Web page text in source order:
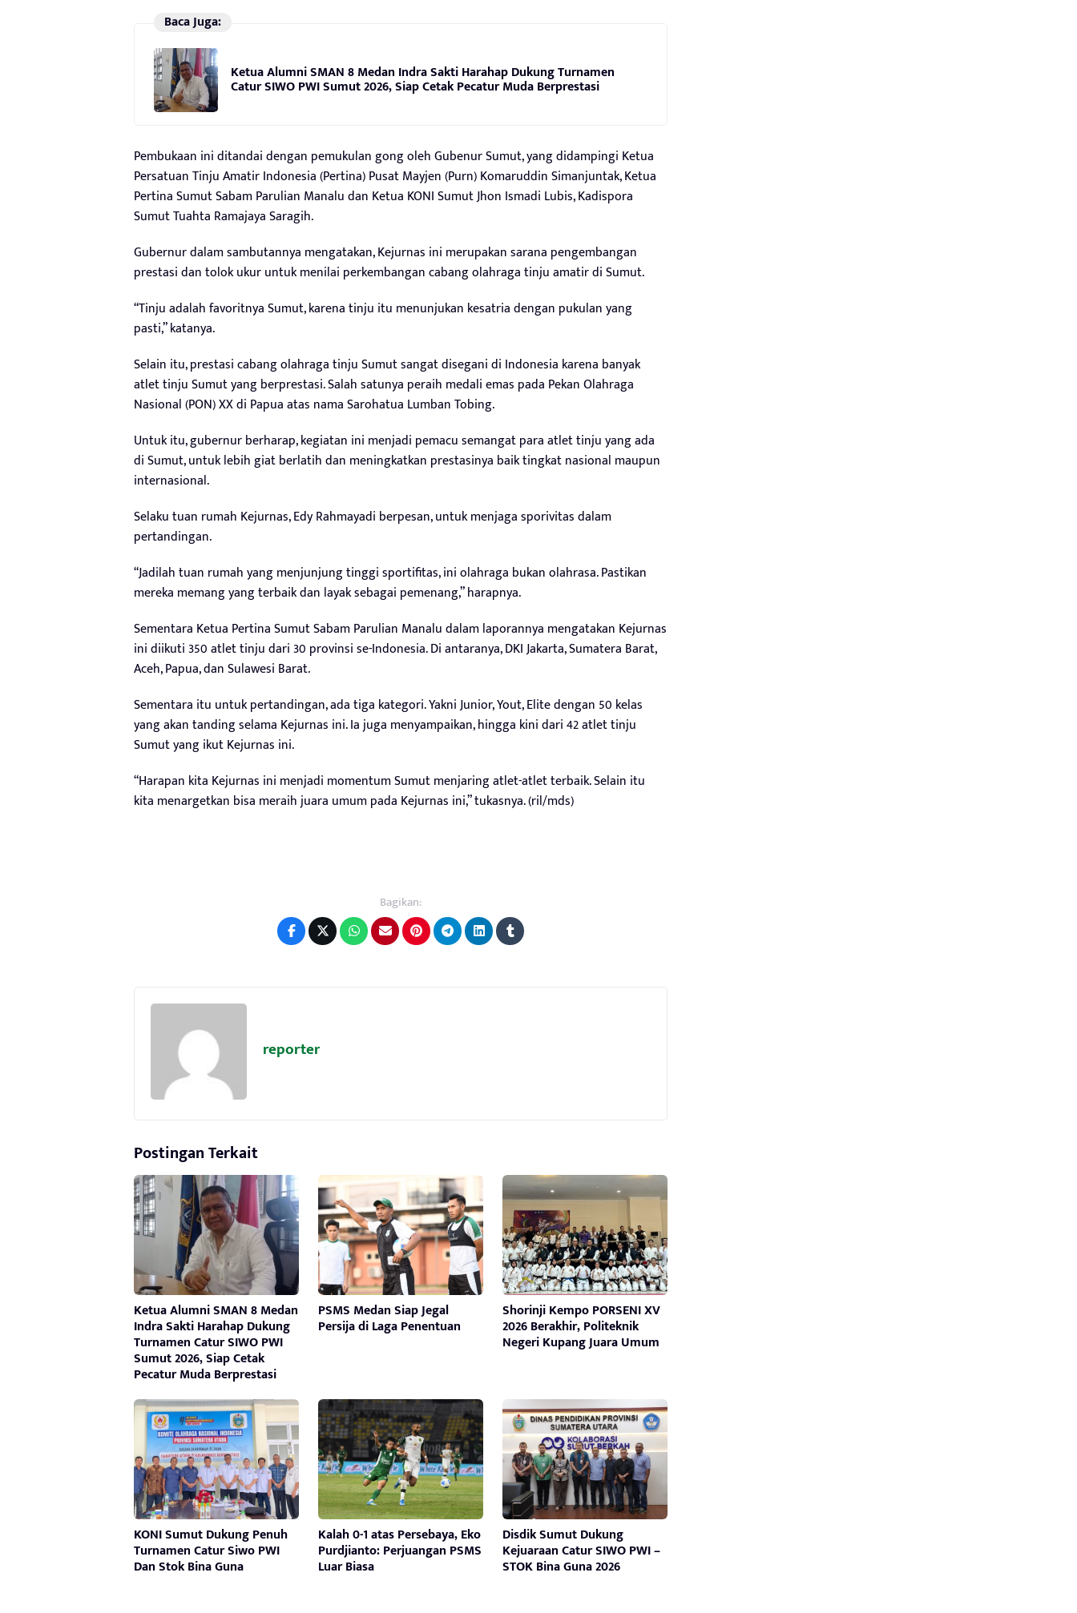
Baca Juga:
Ketua Alumni SMAN 8 Medan Indra Sakti Harahap Dukung Turnamen
Catur SIWO PWI Sumut 2026, Siap Cetak Pecatur Muda Berprestasi
Pembukaan ini ditandai dengan pemukulan gong oleh Gubenur Sumut, yang didampingi Ketua
Persatuan Tinju Amatir Indonesia (Pertina) Pusat Mayjen (Purn) Komaruddin Simanjuntak, Ketua
Pertina Sumut Sabam Parulian Manalu dan Ketua KONI Sumut Jhon Ismadi Lubis, Kadispora
Sumut Tuahta Ramajaya Saragih.
Gubernur dalam sambutannya mengatakan, Kejurnas ini merupakan sarana pengembangan
prestasi dan tolok ukur untuk menilai perkembangan cabang olahraga tinju amatir di Sumut.
“Tinju adalah favoritnya Sumut, karena tinju itu menunjukan kesatria dengan pukulan yang
pasti,” katanya.
Selain itu, prestasi cabang olahraga tinju Sumut sangat disegani di Indonesia karena banyak
atlet tinju Sumut yang berprestasi. Salah satunya peraih medali emas pada Pekan Olahraga
Nasional (PON) XX di Papua atas nama Sarohatua Lumban Tobing.
Untuk itu, gubernur berharap, kegiatan ini menjadi pemacu semangat para atlet tinju yang ada
di Sumut, untuk lebih giat berlatih dan meningkatkan prestasinya baik tingkat nasional maupun
internasional.
Selaku tuan rumah Kejurnas, Edy Rahmayadi berpesan, untuk menjaga sporivitas dalam
pertandingan.
“Jadilah tuan rumah yang menjunjung tinggi sportifitas, ini olahraga bukan olahrasa. Pastikan
mereka memang yang terbaik dan layak sebagai pemenang,” harapnya.
Sementara Ketua Pertina Sumut Sabam Parulian Manalu dalam laporannya mengatakan Kejurnas
ini diikuti 350 atlet tinju dari 30 provinsi se-Indonesia. Di antaranya, DKI Jakarta, Sumatera Barat,
Aceh, Papua, dan Sulawesi Barat.
Sementara itu untuk pertandingan, ada tiga kategori. Yakni Junior, Yout, Elite dengan 50 kelas
yang akan tanding selama Kejurnas ini. Ia juga menyampaikan, hingga kini dari 42 atlet tinju
Sumut yang ikut Kejurnas ini.
“Harapan kita Kejurnas ini menjadi momentum Sumut menjaring atlet-atlet terbaik. Selain itu
kita menargetkan bisa meraih juara umum pada Kejurnas ini,” tukasnya. (ril/mds)
Bagikan:
reporter
Postingan Terkait
Ketua Alumni SMAN 8 Medan
Indra Sakti Harahap Dukung
Turnamen Catur SIWO PWI
Sumut 2026, Siap Cetak
Pecatur Muda Berprestasi
PSMS Medan Siap Jegal
Persija di Laga Penentuan
Shorinji Kempo PORSENI XV
2026 Berakhir, Politeknik
Negeri Kupang Juara Umum
KONI Sumut Dukung Penuh
Turnamen Catur Siwo PWI
Dan Stok Bina Guna
Kalah 0-1 atas Persebaya, Eko
Purdjianto: Perjuangan PSMS
Luar Biasa
Disdik Sumut Dukung
Kejuaraan Catur SIWO PWI –
STOK Bina Guna 2026